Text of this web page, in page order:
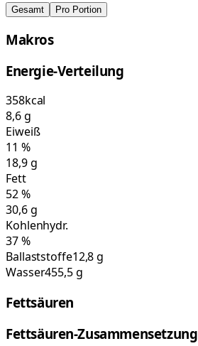
Gesamt Pro Portion
Makros
Energie-Verteilung
358kcal
8,6g
Eiweiß
11 %
18,9g
Fett
52%
30,6g
Kohlenhydr.
37%
Ballaststoffe12,8 g
Wasser455,5 g
Fettsäuren
Fettsäuren-Zusammensetzung